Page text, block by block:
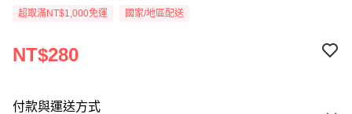
超取滿NT$1,000免運 國家/地區配送
NT$280
付款與運送方式